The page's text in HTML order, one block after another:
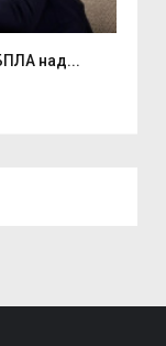
над...